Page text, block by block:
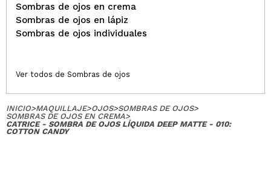
Sombras de ojos en crema
Sombras de ojos en lápiz
Sombras de ojos individuales
Ver todos de Sombras de ojos
INICIO>MAQUILLAJE>OJOS>SOMBRAS DE OJOS>
SOMBRAS DE OJOS EN CREMA>
CATRICE - SOMBRA DE OJOS LÍQUIDA DEEP MATTE - 010:
COTTON CANDY